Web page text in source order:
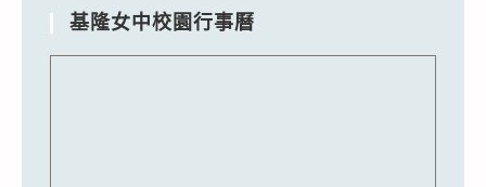
基隆女中校園行事曆